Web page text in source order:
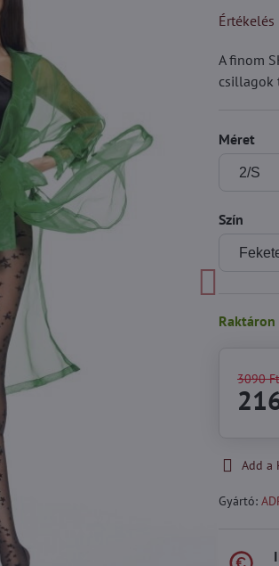
Értékelés
A finom
csillagok
Méret
Szín
Raktáron
3090 Ft
Add a
Gyártó: